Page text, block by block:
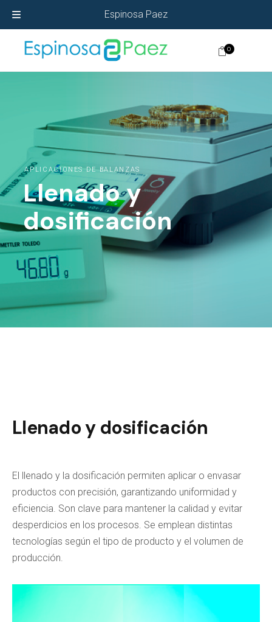
Espinosa Paez
0
APLICACIONES DE BALANZAS
Llenado y
dosificación
Llenado y dosificación
El llenado y la dosificación permiten aplicar o envasar
productos con precisión, garantizando uniformidad y
eficiencia. Son clave para mantener la calidad y evitar
desperdicios en los procesos. Se emplean distintas
tecnologías según el tipo de producto y el volumen de
producción.